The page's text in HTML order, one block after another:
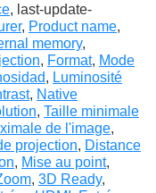
, last-update-
, Product name,
memory,
, Format, Mode
, Luminosité
, Native
, Taille minimale
de l'image,
projection, Distance
, Mise au point,
, 3D Ready,